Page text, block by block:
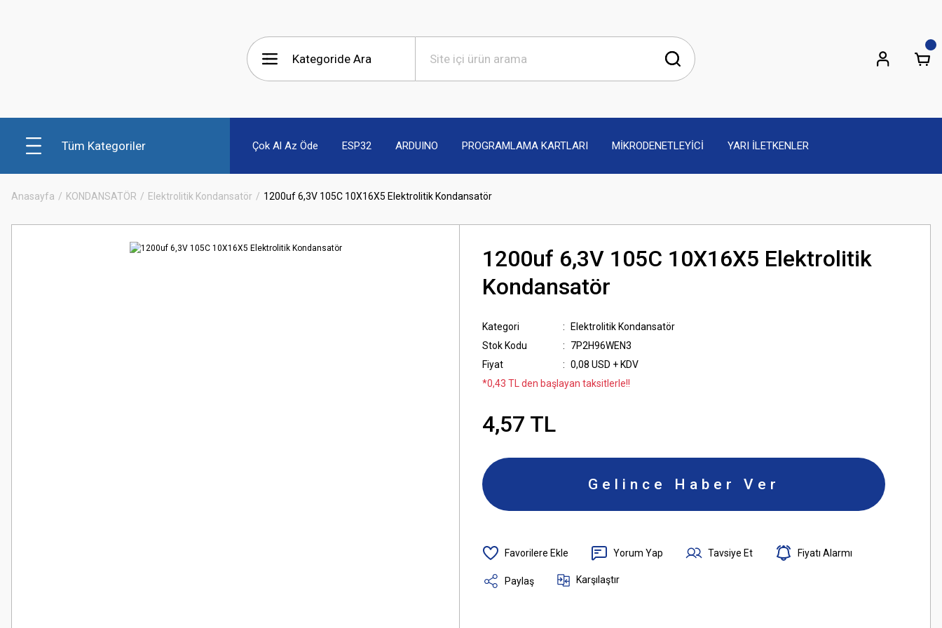
Tüm Kategoriler Çok Al Az Öde ESP32 ARDUINO PROGRAMLAMA KARTLARI MİKRODENETLEYİCİ YARI İLETKENLER
Anasayfa KONDANSATÖR Elektrolitik Kondansatör 1200uf 6,3V 105C 10X16X5 Elektrolitik Kondansatör
1200uf 6,3V 105C 10X16X5 Elektrolitik
Kondansatör
Kategori
Elektrolitik Kondansatör
Stok Kodu
7P2H96WEN3
Fiyat
0,08 USD + KDV
*0,43 TL den başlayan taksitlerle!!
4,57 TL
Gelince Haber Ver
Yorum Yap Tavsiye Et Fiyatı Alarmı
Paylaş Karşılaştır